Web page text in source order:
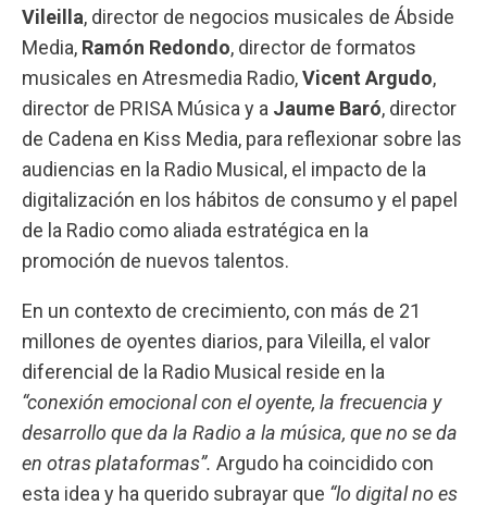
Vileilla, director de negocios musicales de Ábside
Media, Ramón Redondo, director de formatos
musicales en Atresmedia Radio,Vicent Argudo,
director de PRISA Música y a Jaume Baró, director
de Cadena en Kiss Media, para reflexionar sobre las
audiencias en la Radio Musical, el impacto de la
digitalización en los hábitos de consumo y el papel
de la Radio como aliada estratégica en la
promoción de nuevos talentos.
En un contexto de crecimiento, con más de 21
millones de oyentes diarios, para Vileilla, el valor
diferencial de la Radio Musical reside en la
“conexión emocional con el oyente, la frecuencia y
desarrollo que da la Radio a la música, que no se da
en otras plataformas”. Argudo ha coincidido con
esta idea y ha querido subrayar que “lo digital no es